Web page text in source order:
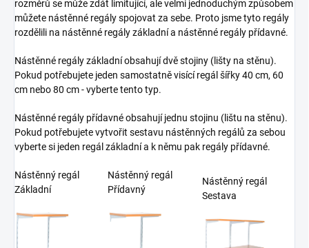
rozměrů se může zdát limitující, ale velmi jednoduchým způsobem
můžete nástěnné regály spojovat za sebe. Proto jsme tyto regály
rozdělili na nástěnné regály základní a nástěnné regály přídavné.
Nástěnné regály základní obsahují dvě stojiny (lišty na stěnu).
Pokud potřebujete jeden samostatně visící regál šířky 40 cm, 60
cm nebo 80 cm - vyberte tento typ.
Nástěnné regály přídavné obsahují jednu stojinu (lištu na stěnu).
Pokud potřebujete vytvořit sestavu nástěnných regálů za sebou
vyberte si jeden regál základní a k němu pak regály přídavné.
Nástěnný regál
Základní
Nástěnný regál
Přídavný
Nástěnný regál
Sestava